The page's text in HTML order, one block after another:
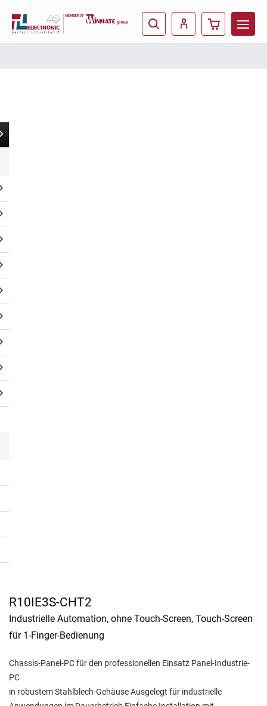
R10IE3S-CHT2
Industrielle Automation, ohne Touch-Screen, Touch-Screen
für 1-Finger-Bedienung
Chassis-Panel-PC für den professionellen Einsatz Panel-Industrie-
PC
in robustem Stahlblech-Gehäuse Ausgelegt für industrielle